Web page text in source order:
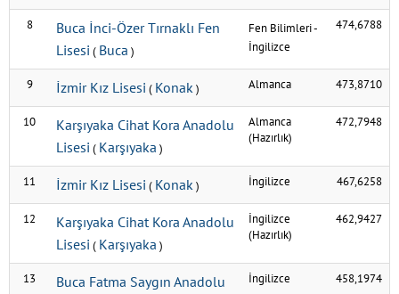
8
Buca İnci-Özer Tırnaklı Fen
Lisesi ( Buca )
Fen Bilimleri-
İngilizce
474,6788
9 İzmir Kız Lisesi ( Konak) Almanca 473,8710
10
Karşıyaka Cihat Kora Anadolu
Lisesi ( Karşıyaka )
Almanca
(Hazırlık)
472,7948
11 İzmir Kız Lisesi ( Konak) İngilizce 467,6258
12
Karşıyaka Cihat Kora Anadolu
Lisesi ( Karşıyaka )
İngilizce
(Hazırlık)
462,9427
13
Buca Fatma Saygın Anadolu
İngilizce 458,1974